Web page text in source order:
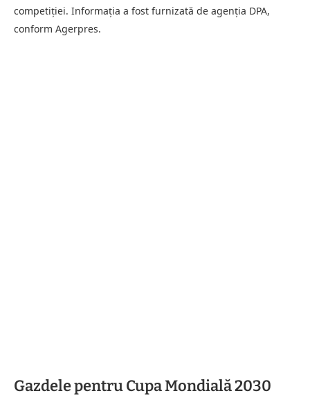
competiției. Informația a fost furnizată de agenția DPA,
conform Agerpres.
Gazdele pentru Cupa Mondială 2030